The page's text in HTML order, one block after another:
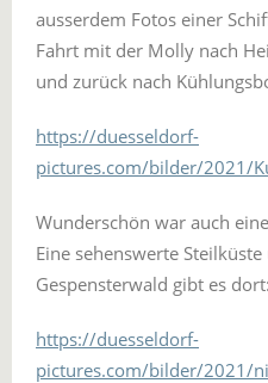
ausserdem Fotos einer
Fahrt mit der Molly nach
und zurück nach
https://duesseldorf-
pictures.com/bilder/2021/
Wunderschön war auch
Eine sehenswerte
Gespensterwald gibt es dort:
https://duesseldorf-
pictures.com/bilder/2021/